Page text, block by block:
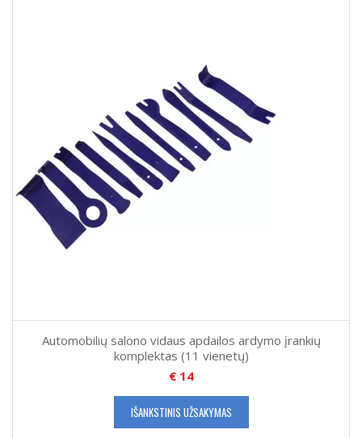
Automobilių salono vidaus apdailos ardymo įrankių
komplektas (11 vienetų)
€14
IŠANKSTINIS UŽSAKYMAS